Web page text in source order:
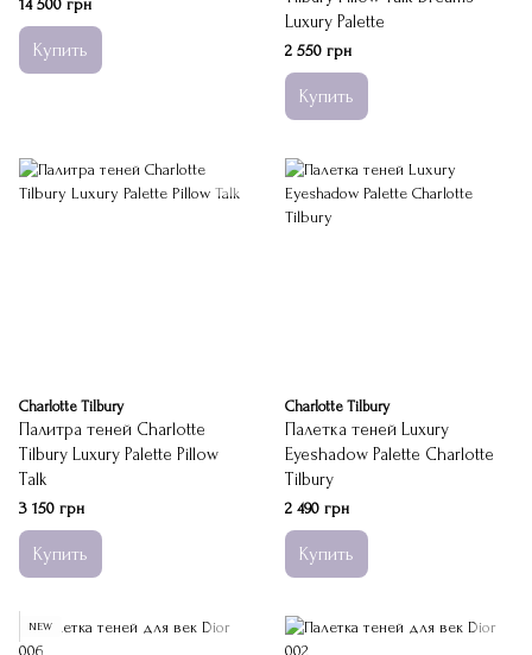
14 500 грн
Купить
Luxury Palette
2 550 грн
Купить
Charlotte Tilbury
Палитра теней Charlotte
Tilbury Luxury Palette Pillow
Talk
3 150 грн
Купить
Charlotte Tilbury
Палетка теней Luxury
Eyeshadow Palette Charlotte
Tilbury
2 490 грн
Купить
NEW